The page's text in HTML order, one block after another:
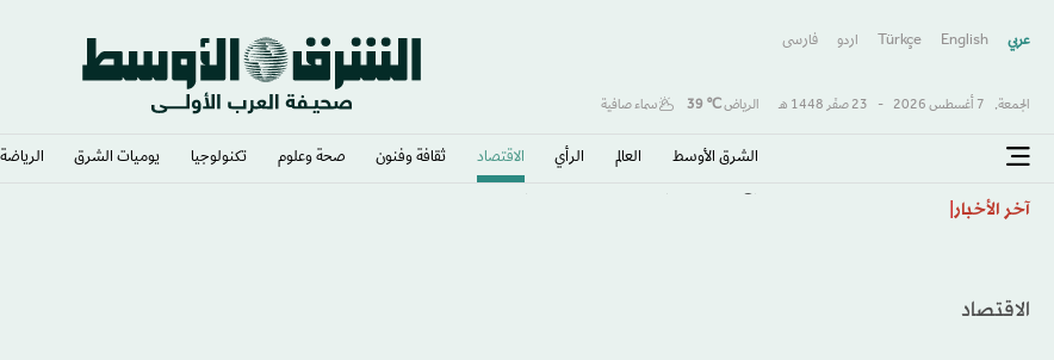
عربي English
Türkçe اردو فارسى
الجمعة, 7 أغسطس 2026 - 23 صفَر 1448 هـ الرياض℃
39 سماء صافية
الشرق الأوسط​ العالم الرأي الاقتصاد ثقافة وفنون صحة وعلوم تكنولوجيا يوميات الشرق​ الرياضة
آخر الأخبار
الاقتصاد